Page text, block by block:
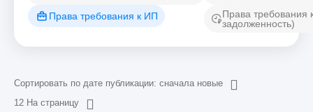
Права требования к ИП
Права требования
задолженность)
Сортировать по дате публикации: сначала новые
12 На страницу